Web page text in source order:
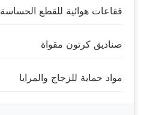
فقاعات هوائية للقطع الحساسة
صناديق كرتون مقواة
مواد حماية للزجاج والمرايا